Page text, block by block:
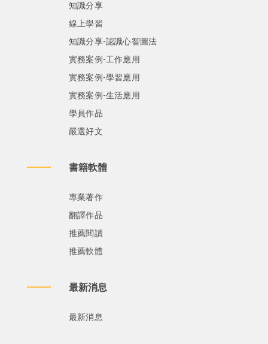
知識分享
線上學習
知識分享-認識心智圖法
實務案例-工作應用
實務案例-學習應用
實務案例-生活應用
學員作品
嚴選好文
書籍軟體
專業著作
翻譯作品
推薦閱讀
推薦軟體
最新消息
最新消息